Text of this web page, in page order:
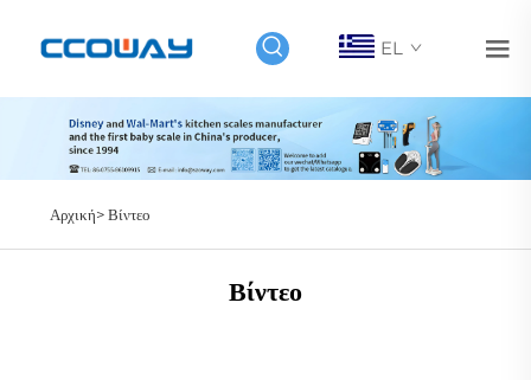
EL
Αρχική>Βίντεο
Βίντεο